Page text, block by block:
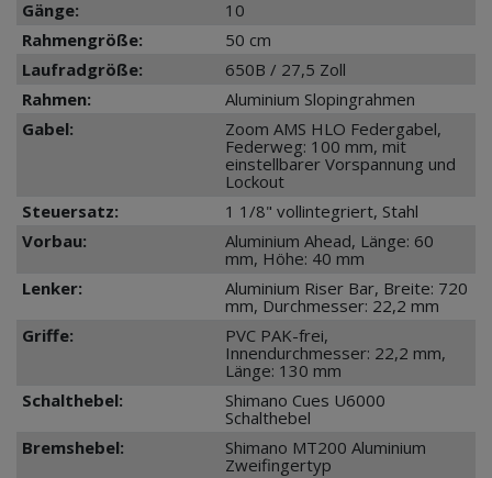
Gänge:
10
Rahmengröße:
50 cm
Laufradgröße:
650B / 27,5 Zoll
Rahmen:
Aluminium Slopingrahmen
Gabel:
Zoom AMS HLO Federgabel,
Federweg: 100 mm, mit
einstellbarer Vorspannung und
Lockout
Steuersatz:
1 1/8" vollintegriert, Stahl
Vorbau:
Aluminium Ahead, Länge: 60
mm, Höhe: 40 mm
Lenker:
Aluminium Riser Bar, Breite: 720
mm, Durchmesser: 22,2 mm
Griffe:
PVC PAK-frei,
Innendurchmesser: 22,2 mm,
Länge: 130 mm
Schalthebel:
Shimano Cues U6000
Schalthebel
Bremshebel:
Shimano MT200 Aluminium
Zweifingertyp